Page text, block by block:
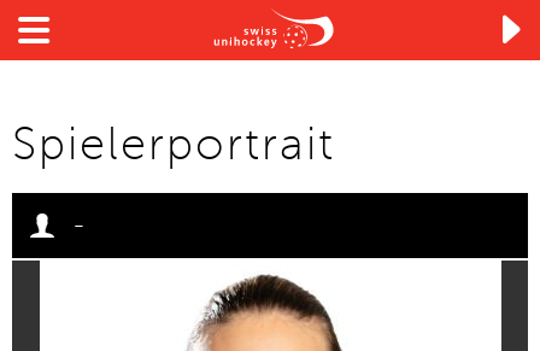

Spielerportrait
-